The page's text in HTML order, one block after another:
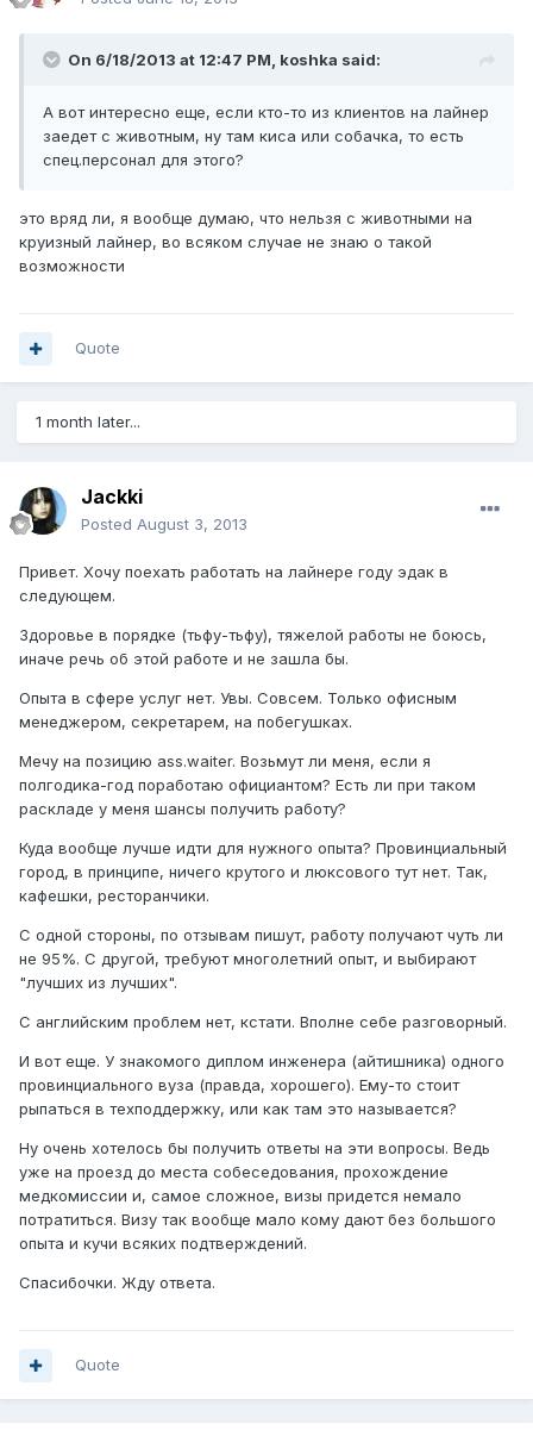
On 6/18/2013 at 12:47 PM, koshka said:
А вот интересно еще, если кто-то из клиентов на лайнер
заедет с животным, ну там киса или собачка, то есть
спец.персонал для этого?
это вряд ли, я вообще думаю, что нельзя с животными на
круизный лайнер, во всяком случае не знаю о такой
возможности
Quote
1 month later...
Jackki
Posted August 3, 2013
Привет. Хочу поехать работать на лайнере году эдак в
следующем.
Здоровье в порядке (тьфу-тьфу), тяжелой работы не боюсь,
иначе речь об этой работе и не зашла бы.
Опыта в сфере услуг нет. Увы. Совсем. Только офисным
менеджером, секретарем, на побегушках.
Мечу на позицию ass.waiter. Возьмут ли меня, если я
полгодика-год поработаю официантом? Есть ли при таком
раскладе у меня шансы получить работу?
Куда вообще лучше идти для нужного опыта? Провинциальный
город, в принципе, ничего крутого и люксового тут нет. Так,
кафешки, ресторанчики.
С одной стороны, по отзывам пишут, работу получают чуть ли
не 95%. С другой, требуют многолетний опыт, и выбирают
"лучших из лучших".
С английским проблем нет, кстати. Вполне себе разговорный.
И вот еще. У знакомого диплом инженера (айтишника) одного
провинциального вуза (правда, хорошего). Ему-то стоит
рыпаться в техподдержку, или как там это называется?
Ну очень хотелось бы получить ответы на эти вопросы. Ведь
уже на проезд до места собеседования, прохождение
медкомиссии и, самое сложное, визы придется немало
потратиться. Визу так вообще мало кому дают без большого
опыта и кучи всяких подтверждений.
Спасибочки. Жду ответа.
Quote